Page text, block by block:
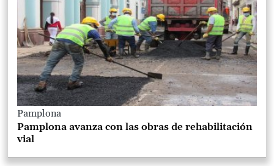
Pamplona
Pamplona avanza con las obras de rehabilitación
vial